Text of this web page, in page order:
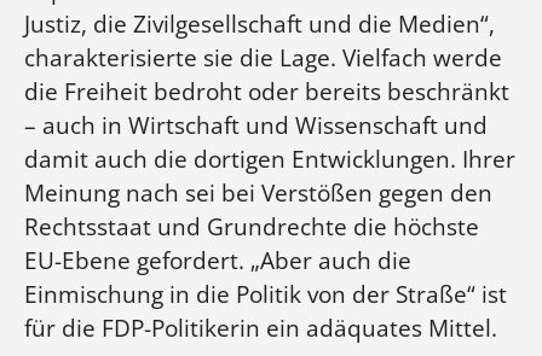
Justiz, die Zivilgesellschaft und die Medien“,
charakterisierte sie die Lage. Vielfach werde
die Freiheit bedroht oder bereits beschränkt
– auch in Wirtschaft und Wissenschaft und
damit auch die dortigen Entwicklungen. Ihrer
Meinung nach sei bei Verstößen gegen den
Rechtsstaat und Grundrechte die höchste
EU-Ebene gefordert. „Aber auch die
Einmischung in die Politik von der Straße“ ist
für die FDP-Politikerin ein adäquates Mittel.
Wir danken für jede Unterstützung:
Social Media
Newsletter
Impressum und Datenschutz
Sitemap